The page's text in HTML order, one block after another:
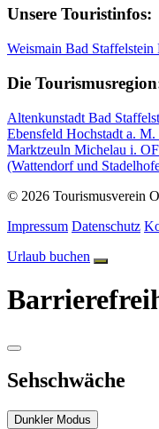
Unsere Touristinfos:
Weismain Bad Staffelstein
Die
Altenkunstadt Bad
Ebensfeld Hochstadt a. M.
Marktzeuln Michelau i.
(Wattendorf und
© 2026 Tourismusverein
Impressum Datenschutz
Urlaub buchen
Sehschwäche
Dunkler Modus